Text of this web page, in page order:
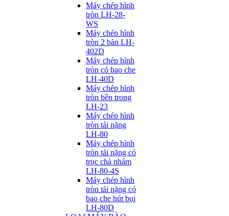
Máy chép hình
tròn LH-28-
WS
Máy chép hình
tròn 2 bàn LH-
402D
Máy chép hình
tròn có bao che
LH-40D
Máy chép hình
tròn bên trong
LH-23
Máy chép hình
tròn tải nặng
LH-80
Máy chép hình
tròn tải nặng có
trục chà nhám
LH-80-4S
Máy chép hình
tròn tải nặng có
bao che hút bụi
LH-80D